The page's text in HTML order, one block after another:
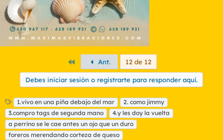
PrimeroAnt. 12 de 12
Debes iniciar sesión o registrarte para responder aquí.
E
t
i
q
u
1.vivo en una piña debajo del mar
2. como jimmy
3.compro tags de segunda mano
4.y les doy la vuelta
a perrino se le cae antes un ojo que un duro
foreros merendando corteza de queso